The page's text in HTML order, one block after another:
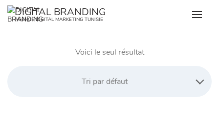
Skip
DIGITAL BRANDING
AGENCE DIGITAL MARKETING TUNISIE
Voici le seul résultat
Tri par défaut